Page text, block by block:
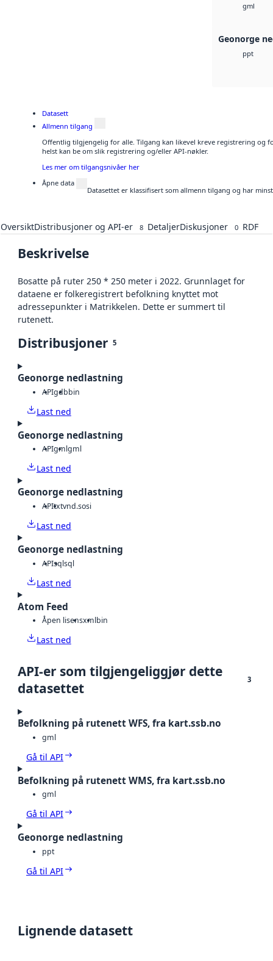
gml
Geonorge
ppt
Datasett
Allmenn tilgang
Offentlig tilgjengelig for alle. Tilgang kan likevel kreve registrering og
helst kan be om slik registrering og/eller API-nøkler.
Les mer om tilgangsnivåer her
Åpne data
Datasettet er klassifisert som allmenn tilgang og har
OversiktDistribusjoner og API-er 8 DetaljerDiskusjoner 0 RDF
Beskrivelse
Bosatte på ruter 250 * 250 meter i 2022. Grunnlaget for
dataene er folkeregistrert befolkning knyttet mot
adressepunkter i Matrikkelen. Dette er summert til
rutenett.
Distribusjoner 5
Geonorge nedlastning
APIgdbbin
Last ned
Geonorge nedlastning
APIgmlgml
Last ned
Geonorge nedlastning
APItxtvnd.sosi
Last ned
Geonorge nedlastning
APIsqlsql
Last ned
Atom Feed
Åpen lisensxmlbin
Last ned
API-er som tilgjengeliggjør dette
datasettet
3
Befolkning på rutenett WFS, fra kart.ssb.no
gml
Gå til API
Befolkning på rutenett WMS, fra kart.ssb.no
gml
Gå til API
Geonorge nedlastning
ppt
Gå til API
Lignende datasett